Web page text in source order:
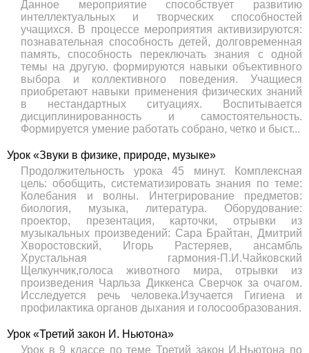
Данное мероприятие способствует развитию
интеллектуальных и творческих способностей
учащихся. В процессе мероприятия активизируются:
познавательная способность детей, долговременная
память, способность переключать знания с одной
темы на другую. формируются навыки объективного
выбора и коллективного поведения. Учащиеся
приобретают навыки применения физических знаний
в нестандартных ситуациях. Воспитывается
дисциплинированность и самостоятельность.
Формируется умение работать собрано, четко и быст...
Урок «Звуки в физике, природе, музыке»
Продолжительность урока 45 минут. Комплексная
цель: обобщить, систематизировать знания по теме:
Колебания и волны. Интегрирование предметов:
биология, музыка, литература. Оборудование:
проектор, презентация, карточки, отрывки из
музыкальных произведений: Сара Брайтан, Дмитрий
Хворостовский, Игорь Растеряев, ансамбль
Хрустальная гармония-П.И.Чайковский
Щелкунчик,голоса животного мира, отрывки из
произведения Чарльза Диккенса Сверчок за очагом.
Исследуется речь человека.Изучается Гигиена и
профилактика органов дыхания и голосообразования.
Урок «Третий закон И. Ньютона»
Урок в 9 классе по теме Третий закон И.Ньютона по